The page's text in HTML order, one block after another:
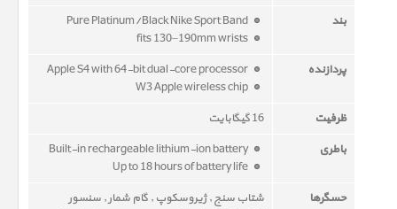
بند
پردازنده
ظرفیت
16 گیگابایت
باطری
حسگرها
شتاب سنج , ژیروسکوپ , گام شمار , سنسور